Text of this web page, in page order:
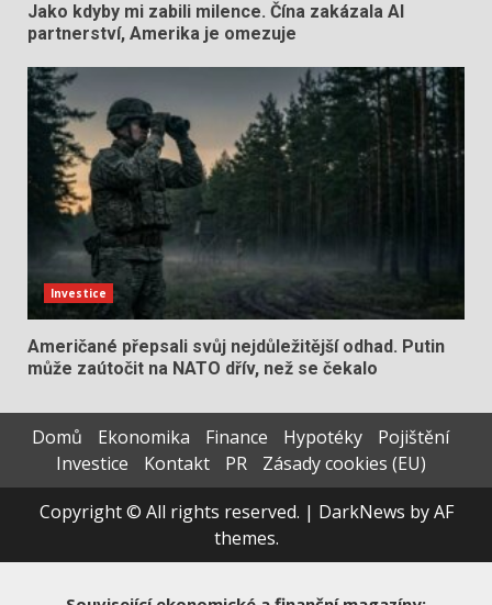
Jako kdyby mi zabili milence. Čína zakázala AI
partnerství, Amerika je omezuje
Investice
Američané přepsali svůj nejdůležitější odhad. Putin
může zaútočit na NATO dřív, než se čekalo
Domů Ekonomika Finance Hypotéky
Pojištění
Investice
Kontakt PR
Zásady cookies (EU)
Copyright © All rights reserved. | DarkNews by AF
themes.